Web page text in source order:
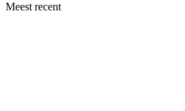
Meest recent